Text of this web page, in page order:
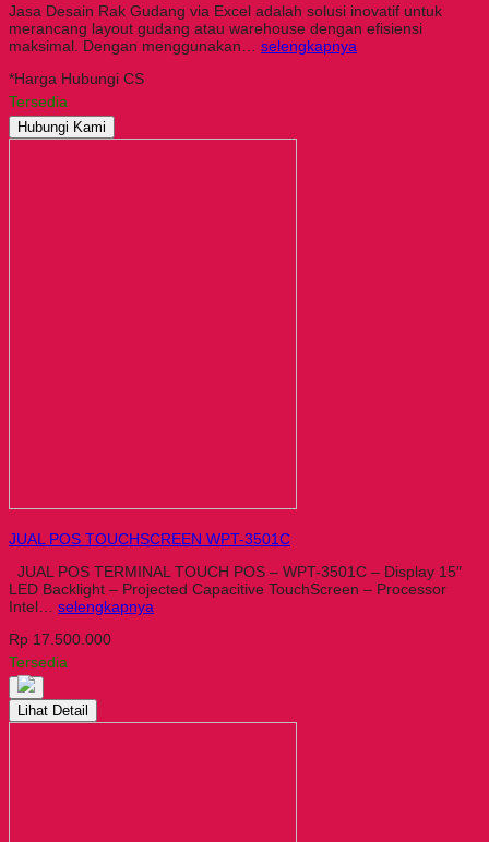
Jasa Desain Rak Gudang via Excel adalah solusi inovatif untuk
merancang layout gudang atau warehouse dengan efisiensi
maksimal. Dengan menggunakan… selengkapnya
*Harga Hubungi CS
Tersedia
Hubungi Kami
JUAL POS TOUCHSCREEN WPT-3501C
JUAL POS TERMINAL TOUCH POS – WPT-3501C – Display 15″
LED Backlight – Projected Capacitive TouchScreen – Processor
Intel… selengkapnya
Rp 17.500.000
Tersedia
Lihat Detail